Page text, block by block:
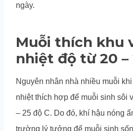
ngày.
Muỗi thích khu
nhiệt độ từ 20 –
Nguyên nhân nhà nhiều muỗi
nhiệt thích hợp để muỗi sinh sôi
– 25 độ C. Do đó, khí hậu nóng
trường lý tưởng để muỗi sinh